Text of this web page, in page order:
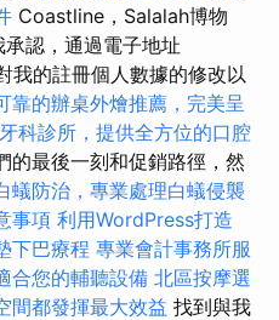
Coastline，Salalah博物
認，通過電子地址
我的註冊個人數據的修改以
靠的辦桌外燴推薦，完美呈
牙科診所，提供全方位的口腔
的最後一刻和促銷路徑，然
蟻防治，專業處理白蟻侵襲
事項 利用WordPress打造
下巴療程 專業會計事務所服
合您的輔聽設備 北區按摩選
間都發揮最大效益 找到與我